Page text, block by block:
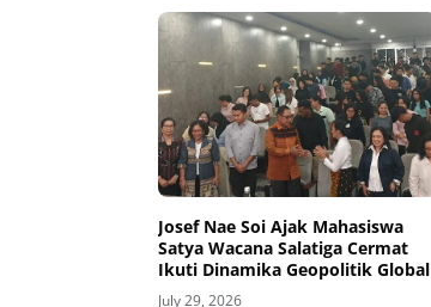
Josef Nae Soi Ajak Mahasiswa
Satya Wacana Salatiga Cermat
Ikuti Dinamika Geopolitik Global
July 29, 2026